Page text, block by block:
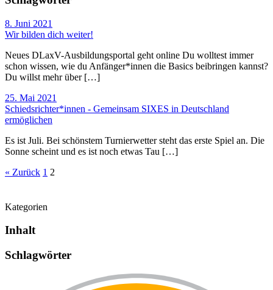
8. Juni 2021
Wir bilden dich weiter!
Neues DLaxV-Ausbildungsportal geht online Du wolltest immer
schon wissen, wie du Anfänger*innen die Basics beibringen kannst?
Du willst mehr über […]
25. Mai 2021
Schiedsrichter*innen - Gemeinsam SIXES in Deutschland
ermöglichen
Es ist Juli. Bei schönstem Turnierwetter steht das erste Spiel an. Die
Sonne scheint und es ist noch etwas Tau […]
« Zurück 1 2
Kategorien
Inhalt
Schlag­wörter